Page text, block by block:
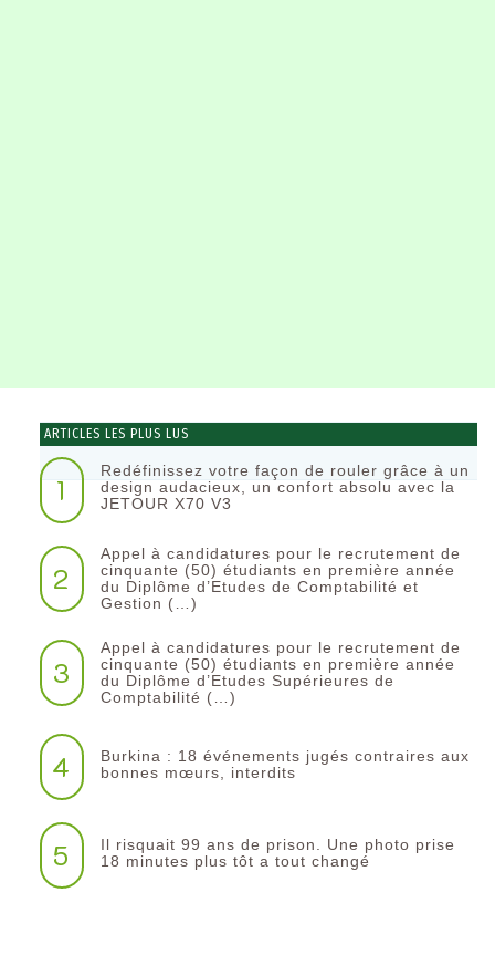
ARTICLES LES PLUS LUS
1
Redéfinissez votre façon de rouler grâce à un
design audacieux, un confort absolu avec la
JETOUR X70 V3
2
Appel à candidatures pour le recrutement de
cinquante (50) étudiants en première année
du Diplôme d’Etudes de Comptabilité et
Gestion (…)
3
Appel à candidatures pour le recrutement de
cinquante (50) étudiants en première année
du Diplôme d’Etudes Supérieures de
Comptabilité (…)
4
Burkina : 18 événements jugés contraires aux
bonnes mœurs, interdits
5
Il risquait 99 ans de prison. Une photo prise
18 minutes plus tôt a tout changé